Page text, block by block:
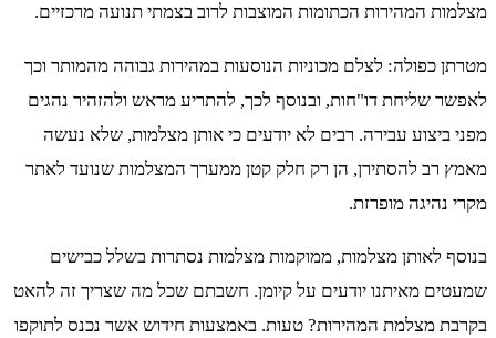
מצלמות המהירות הכתומות המוצבות לרוב בצמתי תנועה מרכזיים.
מטרתן כפולה: לצלם מכוניות הנוסעות במהירות גבוהה מהמותר וכך
לאפשר שליחת דו"חות, ובנוסף לכך, להתריע מראש ולהזהיר נהגים
מפני ביצוע עבירה. רבים לא יודעים כי אותן מצלמות, שלא נעשה
מאמץ רב להסתירן, הן רק חלק קטן ממערך המצלמות שנועד לאתר
מקרי נהיגה מופרזת.
בנוסף לאותן מצלמות, ממוקמות מצלמות נסתרות בשלל כבישים
שמעטים מאיתנו יודעים על קיומן. חשבתם שכל מה שצריך זה להאט
בקרבת מצלמת המהירות? טעות. באמצעות חידוש אשר נכנס לתוקפו